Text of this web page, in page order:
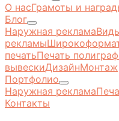
О насГрамоты и
Блог
Наружная реклама
рекламы
печатьПечать
вывескиДизайнМонтаж
Портфолио
Наружная реклама
Контакты